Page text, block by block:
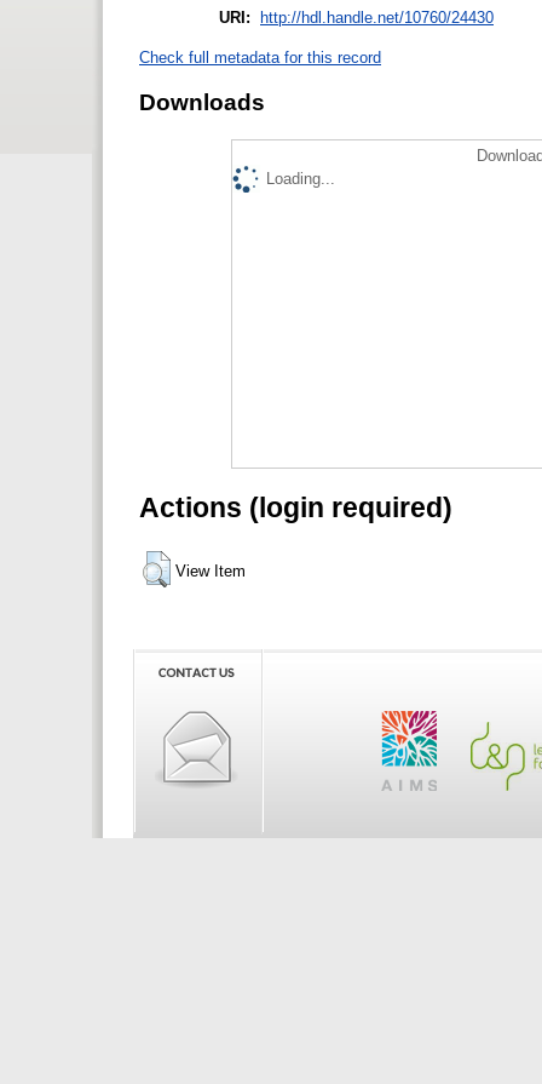
URI: http://hdl.handle.net/10760/24430
Check full metadata for this record
Downloads
Loading...
Actions (login required)
View Item